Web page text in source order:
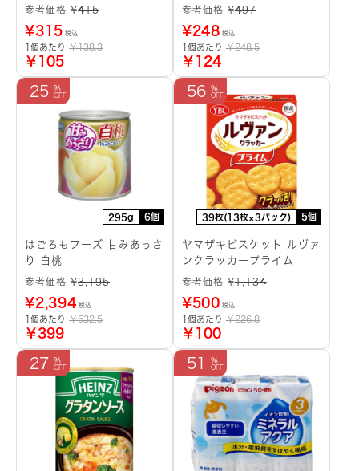
参考価格 ¥415
¥315 税込
1個あたり ￥138.3
￥105
参考価格 ¥497
¥248 税込
1個あたり ￥248.5
￥124
295g 6個
25
はごろもフーズ 甘みあっさ
り 白桃
参考価格 ¥3,195
¥2,394 税込
1個あたり ￥532.5
￥399
39枚(13枚×3パック) 5個
56
ヤマザキビスケット ルヴァ
ンクラッカープライム
参考価格 ¥1,134
¥500 税込
1個あたり ￥226.8
￥100
27 51